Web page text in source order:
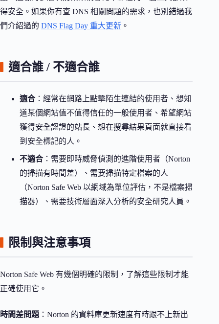
得安全。如果你有查 DNS 相關問題的需求，也別錯過我
們介紹過的 DNS Flag Day 重大更新 。
適合誰 / 不適合誰
適合 ：經常在網路上點擊陌生連結的使用者、想知
道某個網站值不值得信任的一般使用者、希望網站
獲得安全認證的站長、想在搜尋結果頁面就直接看
到安全標記的人。
不適合 ：需要即時威脅偵測的進階使用者（Norton
的掃描有時間差）、需要掃描特定檔案的人
（Norton Safe Web 以網域為單位評估，不是檔案掃
描器）、需要技術層面深入分析的安全研究人員。
限制與注意事項
Norton Safe Web 有幾個明確的限制，了解這些限制才能
正確使用它。
時間差問題 ：Norton 的資料庫更新速度有時跟不上新出